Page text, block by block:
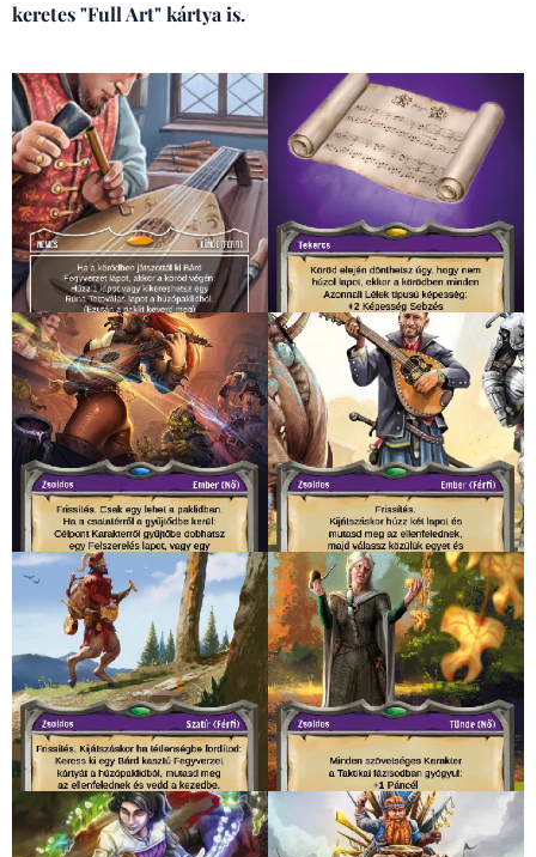
keretes "Full Art" kártya is.